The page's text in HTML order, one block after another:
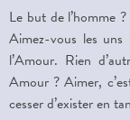
Le but de l’homme
Aimez-vous les
l’Amour. Rien
Amour ? Aimer,
cesser d’exister en